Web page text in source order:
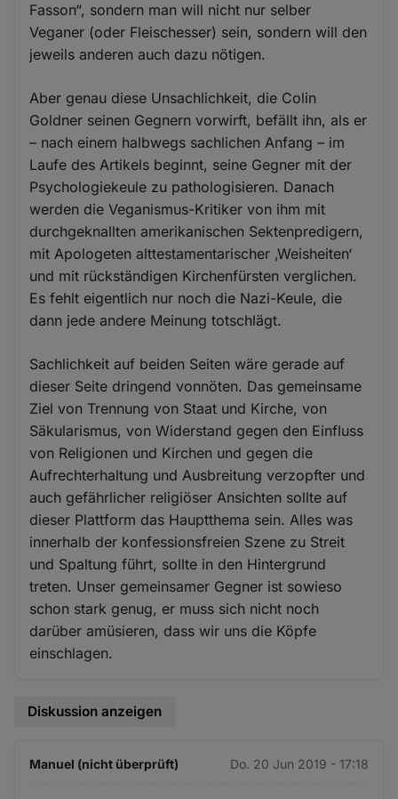
Fasson“, sondern man will nicht nur selber
Veganer (oder Fleischesser) sein, sondern will den
jeweils anderen auch dazu nötigen.
Aber genau diese Unsachlichkeit, die Colin
Goldner seinen Gegnern vorwirft, befällt ihn, als er
– nach einem halbwegs sachlichen Anfang – im
Laufe des Artikels beginnt, seine Gegner mit der
Psychologiekeule zu pathologisieren. Danach
werden die Veganismus-Kritiker von ihm mit
durchgeknallten amerikanischen Sektenpredigern,
mit Apologeten alttestamentarischer ‚Weisheiten‘
und mit rückständigen Kirchenfürsten verglichen.
Es fehlt eigentlich nur noch die Nazi-Keule, die
dann jede andere Meinung totschlägt.
Sachlichkeit auf beiden Seiten wäre gerade auf
dieser Seite dringend vonnöten. Das gemeinsame
Ziel von Trennung von Staat und Kirche, von
Säkularismus, von Widerstand gegen den Einfluss
von Religionen und Kirchen und gegen die
Aufrechterhaltung und Ausbreitung verzopfter und
auch gefährlicher religiöser Ansichten sollte auf
dieser Plattform das Hauptthema sein. Alles was
innerhalb der konfessionsfreien Szene zu Streit
und Spaltung führt, sollte in den Hintergrund
treten. Unser gemeinsamer Gegner ist sowieso
schon stark genug, er muss sich nicht noch
darüber amüsieren, dass wir uns die Köpfe
einschlagen.
Diskussion anzeigen
Manuel (nicht überprüft) Do. 20 Jun 2019 - 17:18